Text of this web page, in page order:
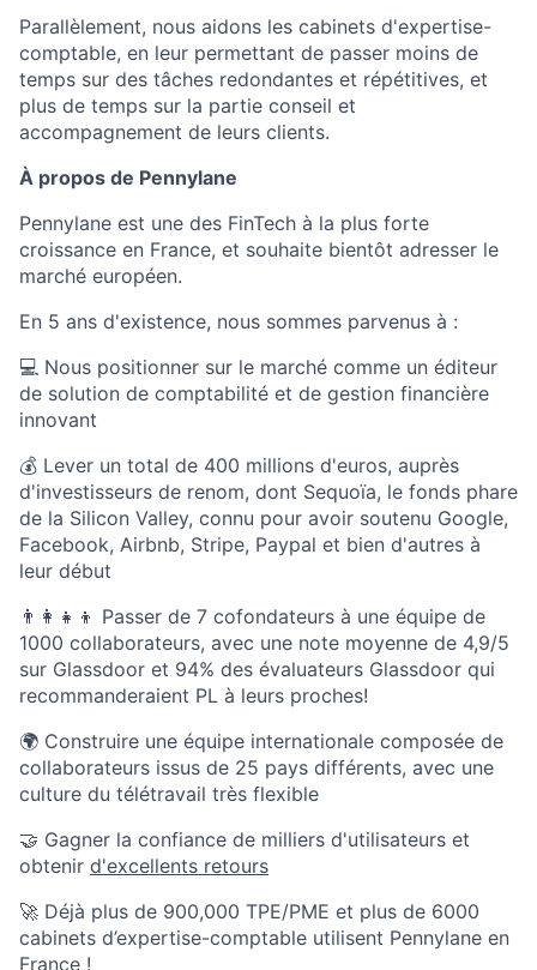
Parallèlement, nous aidons les cabinets d'expertise-
comptable, en leur permettant de passer moins de
temps sur des tâches redondantes et répétitives, et
plus de temps sur la partie conseil et
accompagnement de leurs clients.
À propos de Pennylane
Pennylane est une des FinTech à la plus forte
croissance en France, et souhaite bientôt adresser le
marché européen.
En 5 ans d'existence, nous sommes parvenus à :
💻 Nous positionner sur le marché comme un éditeur
de solution de comptabilité et de gestion financière
innovant
💰 Lever un total de 400 millions d'euros, auprès
d'investisseurs de renom, dont Sequoïa, le fonds phare
de la Silicon Valley, connu pour avoir soutenu Google,
Facebook, Airbnb, Stripe, Paypal et bien d'autres à
leur début
👨‍👩‍👧‍👦 Passer de 7 cofondateurs à une équipe de
1000 collaborateurs, avec une note moyenne de 4,9/5
sur Glassdoor et 94% des évaluateurs Glassdoor qui
recommanderaient PL à leurs proches!
🌍 Construire une équipe internationale composée de
collaborateurs issus de 25 pays différents, avec une
culture du télétravail très flexible
🤝 Gagner la confiance de milliers d'utilisateurs et
obtenir d'excellents retours
🚀 Déjà plus de 900,000 TPE/PME et plus de 6000
cabinets d’expertise-comptable utilisent Pennylane en
France !